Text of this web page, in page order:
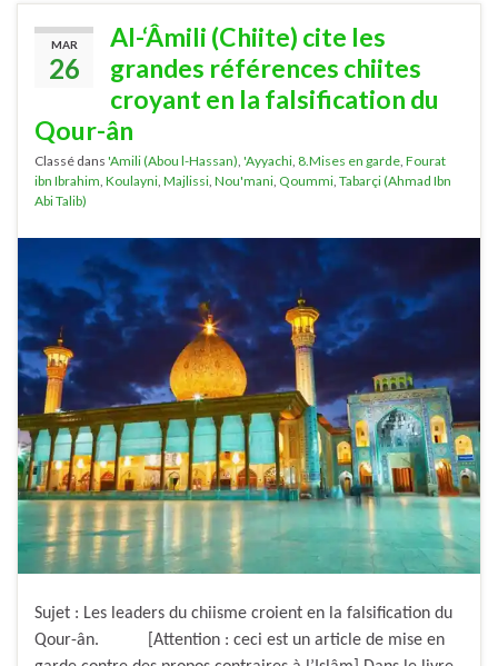
MAR
26
Al-‘Âmili (Chiite) cite les
grandes références chiites
croyant en la falsification du
Qour-ân
Classé dans 'Amili (Abou l-Hassan), 'Ayyachi, 8.Mises en garde, Fourat
ibn Ibrahim, Koulayni, Majlissi, Nou'mani, Qoummi, Tabarçi (Ahmad Ibn
Abi Talib)
Sujet : Les leaders du chiisme croient en la falsification du
Qour-ân. [Attention : ceci est un article de mise en